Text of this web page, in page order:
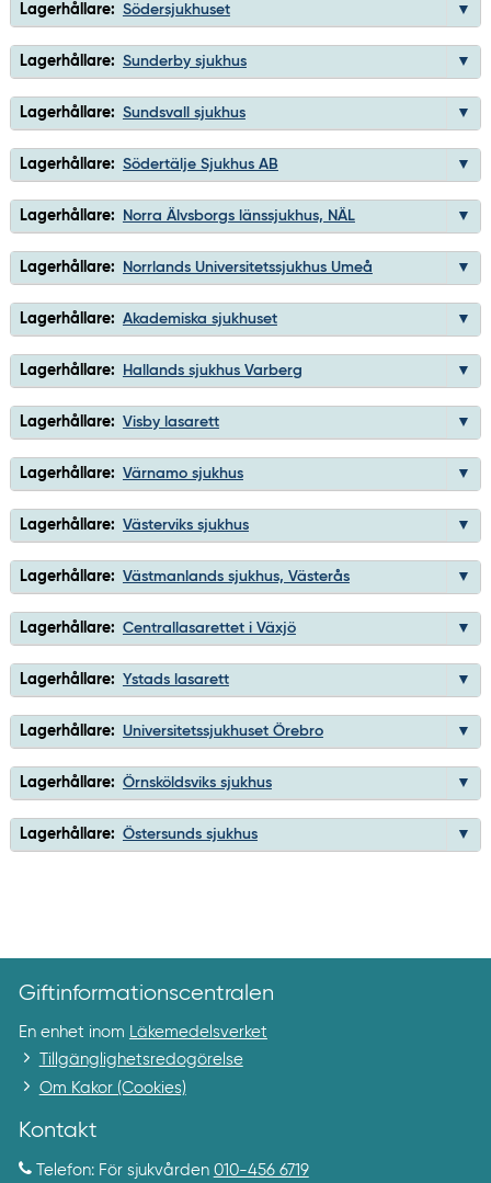
Lagerhållare: Södersjukhuset
Lagerhållare: Sunderby sjukhus
Lagerhållare: Sundsvall sjukhus
Lagerhållare: Södertälje Sjukhus AB
Lagerhållare: Norra Älvsborgs länssjukhus, NÄL
Lagerhållare: Norrlands Universitetssjukhus Umeå
Lagerhållare: Akademiska sjukhuset
Lagerhållare: Hallands sjukhus Varberg
Lagerhållare: Visby lasarett
Lagerhållare: Värnamo sjukhus
Lagerhållare: Västerviks sjukhus
Lagerhållare: Västmanlands sjukhus, Västerås
Lagerhållare: Centrallasarettet i Växjö
Lagerhållare: Ystads lasarett
Lagerhållare: Universitetssjukhuset Örebro
Lagerhållare: Örnsköldsviks sjukhus
Lagerhållare: Östersunds sjukhus
Giftinformationscentralen
En enhet inom
Läkemedelsverket
Tillgänglighetsredogörelse
Om Kakor (Cookies)
Kontakt
Telefon: För sjukvården 010-456 6719